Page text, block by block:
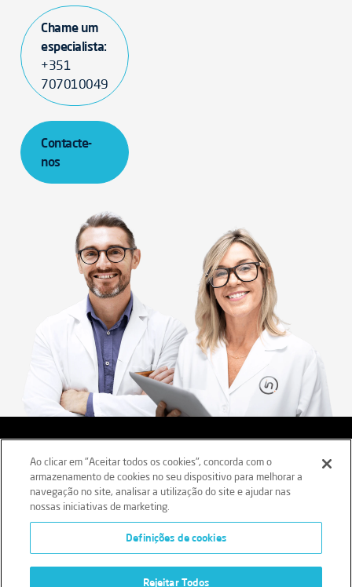
Chame um
especialista:
+351
707010049
Contacte-
nos
Aviso legal
Termos e Condições
Política de Privacidade
Política de Cookies
Livro Reclamações
Regime Geral de Prevenção da Corrupção (RGPC)
Ao clicar em "Aceitar todos os cookies", concorda com o
armazenamento de cookies no seu dispositivo para melhorar a
navegação no site, analisar a utilização do site e ajudar nas
nossas iniciativas de marketing.
Definições de cookies
Rejeitar Todos